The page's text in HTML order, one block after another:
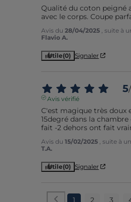
Qualité du coton peigné
avec le corps. Coupe
Avis du 28/04/2025
, suite à
Flavio A.
Utile(0) Signaler
5/
Avis vérifié
C'est magique très doux
15degré dans la
fait -2 dehors ont fait
Avis du 15/02/2025
, suite à
T.A.
Utile(0) Signaler
1 2 3